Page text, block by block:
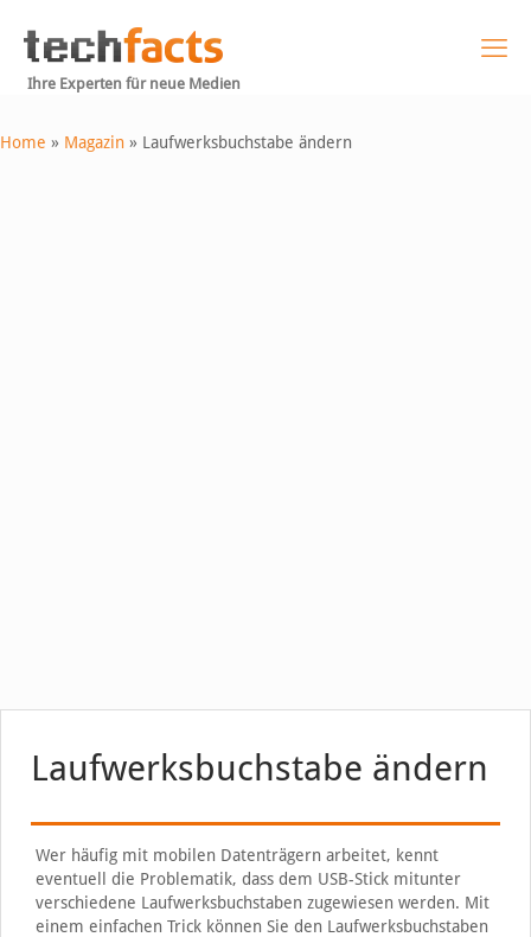
Ihre Experten für neue Medien
Home » Magazin » Laufwerksbuchstabe ändern
Laufwerksbuchstabe ändern
Wer häufig mit mobilen Datenträgern arbeitet, kennt
eventuell die Problematik, dass dem USB-Stick mitunter
verschiedene Laufwerksbuchstaben zugewiesen werden. Mit
einem einfachen Trick können Sie den Laufwerksbuchstaben